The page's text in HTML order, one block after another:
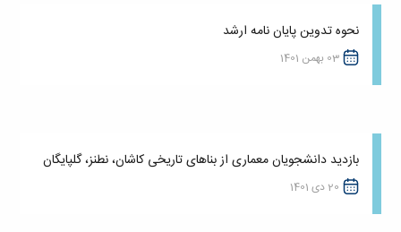
نحوه تدوین پایان نامه ارشد
03 بهمن 1401
بازدید دانشجویان معماری از بناهای تاریخی کاشان، نطنز، گلپایگان
20 دی 1401